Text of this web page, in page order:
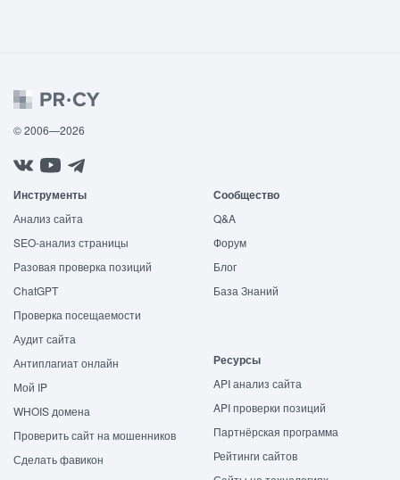
© 2006—2026
Инструменты
Анализ сайта
SEO-анализ страницы
Разовая проверка позиций
ChatGPT
Проверка посещаемости
Аудит сайта
Антиплагиат онлайн
Мой IP
WHOIS домена
Проверить сайт на мошенников
Сделать фавикон
Сообщество
Q&A
Форум
Блог
База Знаний
Ресурсы
API анализ сайта
API проверки позиций
Партнёрская программа
Рейтинги сайтов